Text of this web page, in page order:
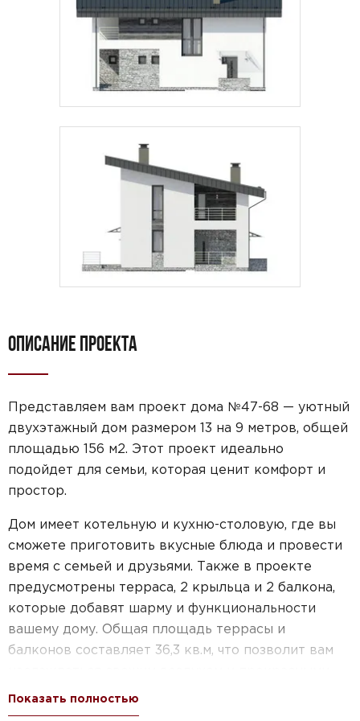
ОПИСАНИЕ ПРОЕКТА
Представляем вам проект дома №47-68 — уютный
двухэтажный дом размером 13 на 9 метров, общей
площадью 156 м2. Этот проект идеально
подойдет для семьи, которая ценит комфорт и
простор.
Дом имеет котельную и кухню-столовую, где вы
сможете приготовить вкусные блюда и провести
время с семьей и друзьями. Также в проекте
предусмотрены терраса, 2 крыльца и 2 балкона,
которые добавят шарму и функциональности
вашему дому. Общая площадь террасы и
балконов составляет 36,3 кв.м, что позволит вам
видами.
Показать полностью
согласие на обработку персональных данных
подтверждаю, что ознакомлен(а) сполитикой
обработки персональных данных
Рассчитать стоимость